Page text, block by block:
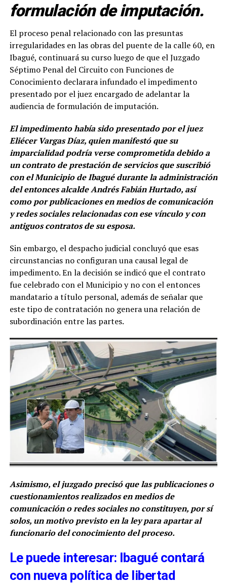
formulación de imputación.
El proceso penal relacionado con las presuntas
irregularidades en las obras del puente de la calle 60, en
Ibagué, continuará su curso luego de que el Juzgado
Séptimo Penal del Circuito con Funciones de
Conocimiento declarara infundado el impedimento
presentado por el juez encargado de adelantar la
audiencia de formulación de imputación.
El impedimento había sido presentado por el juez
Eliécer Vargas Díaz, quien manifestó que su
imparcialidad podría verse comprometida debido a
un contrato de prestación de servicios que suscribió
con el Municipio de Ibagué durante la administración
del entonces alcalde Andrés Fabián Hurtado, así
como por publicaciones en medios de comunicación
y redes sociales relacionadas con ese vínculo y con
antiguos contratos de su esposa.
Sin embargo, el despacho judicial concluyó que esas
circunstancias no configuran una causal legal de
impedimento. En la decisión se indicó que el contrato
fue celebrado con el Municipio y no con el entonces
mandatario a título personal, además de señalar que
este tipo de contratación no genera una relación de
subordinación entre las partes.
Asimismo, el juzgado precisó que las publicaciones o
cuestionamientos realizados en medios de
comunicación o redes sociales no constituyen, por sí
solos, un motivo previsto en la ley para apartar al
funcionario del conocimiento del proceso.
Le puede interesar: Ibagué contará
con nueva política de libertad